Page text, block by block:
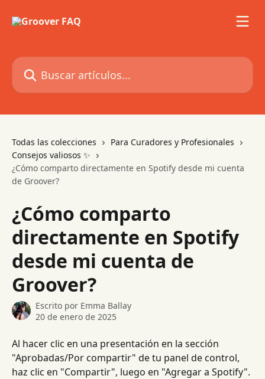
Buscar artículos...
Todas las colecciones
Para Curadores y Profesionales
Consejos valiosos ✨
¿Cómo comparto directamente en Spotify desde mi cuenta
de Groover?
¿Cómo comparto
directamente en Spotify
desde mi cuenta de
Groover?
Escrito por Emma Ballay
20 de enero de 2025
Al hacer clic en una presentación en la sección
"Aprobadas/Por compartir" de tu panel de control,
haz clic en "Compartir", luego en "Agregar a Spotify".